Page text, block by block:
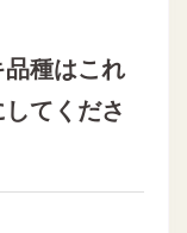
種はこれ
てくださ